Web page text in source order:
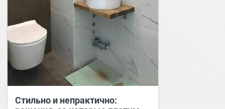
Стильно и непрактично: